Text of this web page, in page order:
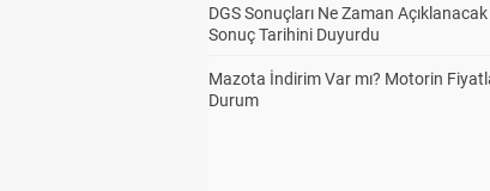
DGS Sonuçları Ne Zaman
Sonuç Tarihini Duyurdu
Mazota İndirim Var mı? Motorin
Durum